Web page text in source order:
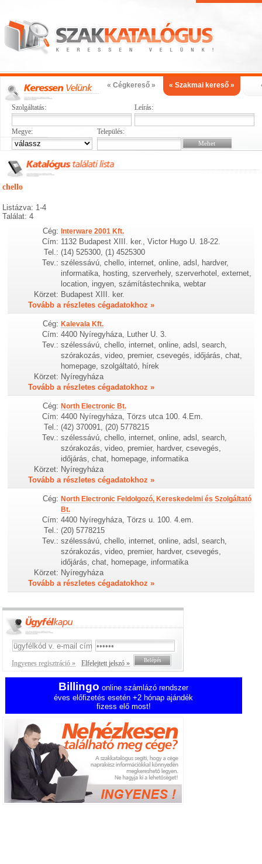
« Cégkereső » « Szakmai kereső »
Szolgáltatás: Leírás:
Megye: Település:
chello
Listázva: 1-4
Találat: 4
Cég: Interware 2001 Kft.
Cím: 1132 Budapest XIII. ker., Victor Hugo U. 18-22.
Tel.: (14) 525300, (1) 4525300
Tev.: szélessávú, chello, internet, online, adsl, hardver,
informatika, hosting, szerverhely, szerverhotel, externet,
location, ingyen, számítástechnika, webtar
Körzet: Budapest XIII. ker.
Tovább a részletes cégadatokhoz »
Cég: Kalevala Kft.
Cím: 4400 Nyíregyháza, Luther U. 3.
Tev.: szélessávú, chello, internet, online, adsl, search,
szórakozás, video, premier, csevegés, időjárás, chat,
homepage, szolgáltató, hírek
Körzet: Nyíregyháza
Tovább a részletes cégadatokhoz »
Cég: North Electronic Bt.
Cím: 4400 Nyíregyháza, Törzs utca 100. 4.Em.
Tel.: (42) 370091, (20) 5778215
Tev.: szélessávú, chello, internet, online, adsl, search,
szórakozás, video, premier, hardver, csevegés,
időjárás, chat, homepage, informatika
Körzet: Nyíregyháza
Tovább a részletes cégadatokhoz »
Cég: North Electronic Feldolgozó, Kereskedelmi és Szolgáltató
Bt.
Cím: 4400 Nyíregyháza, Törzs u. 100. 4.em.
Tel.: (20) 5778215
Tev.: szélessávú, chello, internet, online, adsl, search,
szórakozás, video, premier, hardver, csevegés,
időjárás, chat, homepage, informatika
Körzet: Nyíregyháza
Tovább a részletes cégadatokhoz »
Ingyenes regisztráció » Elfelejtett jelszó »
Billingo online számlázó rendszer
éves előfizetés esetén +2 hónap ajándék
fizess elő most!